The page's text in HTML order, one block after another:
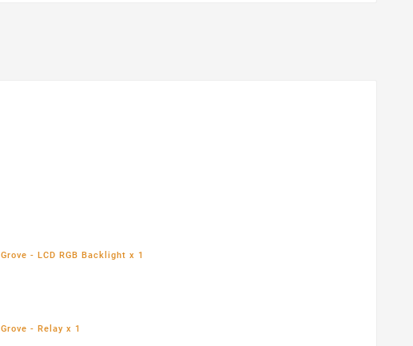
Grove - LCD RGB Backlight x 1
Grove - Relay x 1